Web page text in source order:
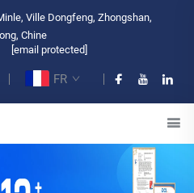
Ville Dongfeng, Zhongshan,
Chine
[email protected]
FR